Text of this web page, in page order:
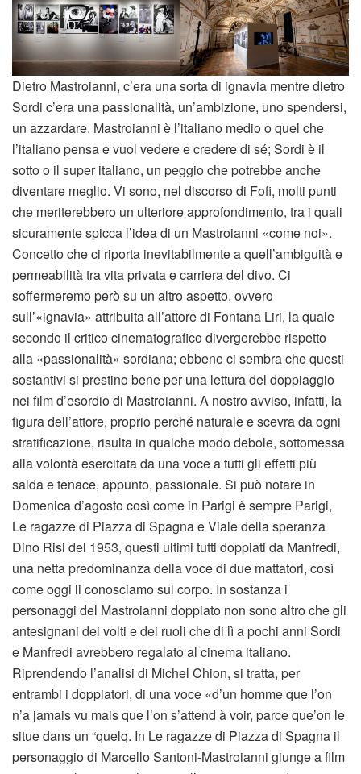
Dietro Mastroianni, c’era una sorta di ignavia mentre dietro Sordi c’era una passionalità, un’ambizione, uno spendersi, un azzardare. Mastroianni è l’italiano medio o quel che l’italiano pensa e vuol vedere e credere di sé; Sordi è il sotto o il super italiano, un peggio che potrebbe anche diventare meglio. Vi sono, nel discorso di Fofi, molti punti che meriterebbero un ulteriore approfondimento, tra i quali sicuramente spicca l’idea di un Mastroianni «come noi». Concetto che ci riporta inevitabilmente a quell’ambiguità e permeabilità tra vita privata e carriera del divo. Ci soffermeremo però su un altro aspetto, ovvero sull’«ignavia» attribuita all’attore di Fontana Liri, la quale secondo il critico cinematografico divergerebbe rispetto alla «passionalità» sordiana; ebbene ci sembra che questi sostantivi si prestino bene per una lettura del doppiaggio nei film d’esordio di Mastroianni. A nostro avviso, infatti, la figura dell’attore, proprio perché naturale e scevra da ogni stratificazione, risulta in qualche modo debole, sottomessa alla volontà esercitata da una voce a tutti gli effetti più salda e tenace, appunto, passionale. Si può notare in Domenica d’agosto così come in Parigi è sempre Parigi, Le ragazze di Piazza di Spagna e Viale della speranza Dino Risi del 1953, questi ultimi tutti doppiati da Manfredi, una netta predominanza della voce di due mattatori, così come oggi li conosciamo sul corpo. In sostanza i personaggi del Mastroianni doppiato non sono altro che gli antesignani dei volti e dei ruoli che di lì a pochi anni Sordi e Manfredi avrebbero regalato al cinema italiano. Riprendendo l’analisi di Michel Chion, si tratta, per entrambi i doppiatori, di una voce «d’un homme que l’on n’a jamais vu mais que l’on s’attend à voir, parce que’on le situe dans un “quelq. In Le ragazze di Piazza di Spagna il personaggio di Marcello Santoni-Mastroianni giunge a film quasi concluso, a riecheggiare l’apparizione tardiva e per certi aspetti secondaria di Domenica d’agosto. Mentre qui l’ultima inquadratura sul volto di Mastroianni-Ettore si concludeva con la sua battuta mesta e insieme fiduciosa ‘qualche santo ci aiuterà’, in Le ragazze di Piazza di Spagna, al contrario, l’uomo sembra diventare un vero e proprio deus ex machina. Tassista un po’ impacciato e sognatore, profilo utilizzato anche in film successivi, Marcello ha tutte le caratteristiche riscontrabili nei personaggi coevi di Nino Manfredi. Tra tutti ricordiamo il personaggio di Ugo Nardi, il meccanico che ne l’Audace colpo dei soliti ignoti Nanni Loy del 1959 prese idealmente in eredità proprio il ruolo di Mastroianni. L’apparizione di Santoni (nomen omen) nel film ci sembra ancora una volta piuttosto esemplificativa. L’uomo accompagna sul suo taxi la logorroica ed esuberante Luciana (Liliana Bonfatti) e il suo corpo sembra imprigionato all’interno dell’automobile, curiosamente non vediamo la figura intera dell’attore se non più avanti, a film quasi concluso. Data la predominanza del ruolo femminile nel corso del dialogo così come nell’intero film, l’intervento di Marcello risulta circoscritto in poche e semplici frasi, a volte la sua reazione si limita esclusivamente a esclamazioni romanesche, risposte svogliate e borbottii comprensibili soltanto a metà, caratteristiche spesso ravvisabili anche nei personaggi interpretati da Manfredi. Il tutto, ancora una volta, viene però a cozzare con la mimica facciale di Mastroianni, la quale spesso si limita ad un incontrollabile movimento degli occhi, che si spostano freneticamente ad osservare il volto dell’interlocutrice Luciana. Di questa breve e tutto sommato secondaria interpretazione rimane però il discorso finale di Marcello alla giovane Elena, una dichiarazione d’amore in cui l’uomo dice di sé: «lo so che non è un bell’avvenire quello che ti offro, però sono un ragazzo serio e simpatico». Insomma è indubbio che Mastroianni, con i ruoli interpretati nei primi anni Cinquanta, sia riuscito a plasmare una figura ben definita. Il cinema italiano degli anni Cinquanta è stato spesso al centro del dibattito critico-teorico, ma quasi sempre in funzione del rapporto con il decennio precedente e con quello successivo; il neorealismo in particolare è stato da sempre osservato in quanto lente attraverso cui analizzare tendenze e assestamenti successivi. Ci sembra che questo approccio «retrospettivo» sia particolarmente evidente in quelle che sono le principali scuole di pensiero riguardanti l’eredità neorealista, nate e sviluppatesi a partire dagli incontri di Pesaro del 1974. Ognuna di queste ipotesi è legata all’idea di un «cinema definibile a partire da ciò che lo precede», ovvero difficilmente ricostruibile e comprensibile con la sola analisi del periodo di riferimento. Inoltre l’incasellamento tra due periodi fondamentali per la cinematografia nostrana ha portato ad una svalutazione aprioristica del cinema popolare italiano degli anni Cinquanta. L’aspetto di maggiore interesse riguarda a nostro avviso l’indiscussa tendenza di certo cinema degli anni Cinquanta ad avvicinarsi al gusto dello spettatore, a prendere in considerazione quest’ultimo in quanto parte attiva del processo produttivo. Questo approccio ha condotto il dibattito su una ulteriore e annosa questione riguardante la contrapposizione sebbene i confini siano tutt’altro che definiti tra cinema d’autore e cinema popolare, o di genere. Come sintetizza Federica Villa, sarebbe proprio il nuovo sistema di generi a permettere al cinema di raggiungere una varietà maggiore di spettatori l’unicità e l’irreperibilità dei capolavori neorealisti viene programmaticamente evitata e la “medietà” del prodotto viene salvaguardata in quanto standardizzabile e reiterabile. Il corpo neorealista viene dunque a essere amministrato secondo una logica di genere nella sua piena accezione formulare. Il genere diventa così necessità e al contempo garanzia di intermedialità: la sua vocazione a modellizzare la fantasia collettiva lo rende riconoscibile ed esportabile, permettendo soprattutto fenomeni di alta sintonizzazione da parte del grande pubblico. In questo processo di sintonizzazione, come vedremo, svolge un ruolo fondamentale la presenza e la riproposizione di volti e tematiche che solo in parte, come già accennato, sono debitori della corrente neorealista. Soprattutto per quanto concerne la presenza divistica, possiamo dunque discostarci dai concetti di eredità e amministrazione per parlare di una vera e propria nascita; utilizziamo un termine non casuale, poiché parlare di “apparizione” o creazione ex novo significherebbe non dare i giusti meriti ad un progetto che seppe, tra le altre cose, eludere e disinnescare l’eredità lasciata dalla cinematografia del ventennio. Fallito il progetto di critica all’individualismo borghese e di valorizzazione del solidarismo, cominciarono a farsi vivi espressioni e interessi contrastanti se non addirittura antitetici che contribuirono alla coniazione del termine “controrealismo” in addizione alla ben più nota espressione di “neorealismo rosa”. All’alba del neorealismo, alcuni registi Renato Castellani in testa cominciarono dunque ad istituire implicitamente nuove direttive che si allontanavano dalle preoccupazioni più elevate che avevano animato lo spirito dei registi neorealisti, per affacciarsi piuttosto agli affanni squisitamente sentimentali, nonché alle ansie della vita quotidiana. Si tratta, per questi registi, di «un’uscita rispettosa, in punta di piedi», un allontanamento piuttosto che una rottura con le istanze del neorealismo. Due soldi di speranza Renato Castellani del 1952 è visto all’unanimità come il titolo più rappresentativo del cosiddetto periodo aureo del cinema popolare italiano. Il film «contribuì in modo decisivo, per il suo prestigio stilistico e per le stesse polemiche che sollevò, a spostare l’attenzione del cinema italiano dai contrasti drammatici della vita sociale sul più innocuo terreno della lotta di generazioni». Proprio con questo contrasto generazionale, questione che nei medesimi anni stava coinvolgendo anche la cinematografia hollywoodiana Gioventù bruciata del 1955 ne è un eccellente esempio, che è possibile tentare di approcciare il fenomeno divistico degli anni Cinquanta. A ben guardare, infatti, le personalità attoriali che animano il cinema italiano in questi anni, sono per la maggior parte appartenenti a quello che possiamo definire un neonato panorama “divistico”, che prende forma nel primo dopoguerra, per giungere poi al suo apice con Poveri ma belli di Dino Risi del 1956. Molte sono le attrici che a partire dagli anni Cinquanta saranno impegnate pressoché ininterrottamente nelle riprese di innumerevoli film: Cosetta Greco, Lucia Bosé, Giovanna Ralli, Antonella Lualdi, Marisa Merlini, Giulia Rubini, Liliana Bonfatti, ma soprattutto Gina Lollobrigida e Sophia Loren. Ad affiancarle vi sono però importanti nomi femminili provenienti dal teatro tra le altre Titina de Filippo, Tina Pica, Ave Ninchi , nomi che volgono lo sguardo al passato e rendono palpabile e giustificato ogni riferimento alla condizione italiana post-bellica. Parallelamente, il medesimo contrasto generazionale contraddistingue anche il panorama attoriale maschile, nel quale si distinguono personalità divistiche agli esordi cinematografici da Renato Salvatori, Ugo Tognazzi, Nino Manfredi, Marcello Mastroianni ecc., e grandi attori ampiamente affermati tra i quali spicca sicuramente la figura di Totò. Oltre alle similitudini e ai continui echi sul piano stilistico e narrativo, dunque, l’omogeneità della produzione cinematografica del cinema popolare anni ’50, era altresì accresciuta dal costante ricorso a volti e “tipi”, che facilitavano ulteriormente la pratica di promozione del prodotto e “fedelizzazione” dello spettatore. In sintesi «se da un lato con il neorealismo sono ’le cose a raccontare’, assecondando il loro ritmo e secondo la loro stessa natura, producendo così un effetto di cronaca degli eventi, dall’altro con